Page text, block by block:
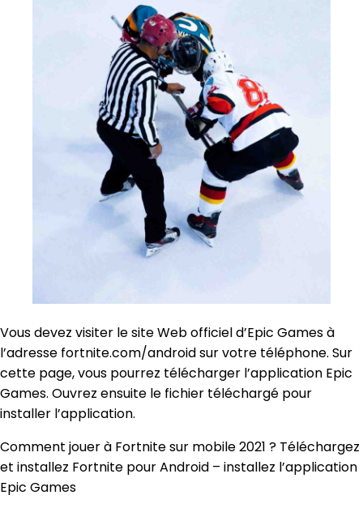
Vous devez visiter le site Web officiel d’Epic Games à
l’adresse fortnite.com/android sur votre téléphone. Sur
cette page, vous pourrez télécharger l’application Epic
Games. Ouvrez ensuite le fichier téléchargé pour
installer l’application.
Comment jouer à Fortnite sur mobile 2021 ? Téléchargez
et installez Fortnite pour Android – installez l’application
Epic Games